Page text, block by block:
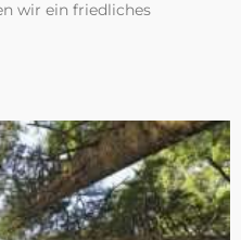
wir ein friedliches